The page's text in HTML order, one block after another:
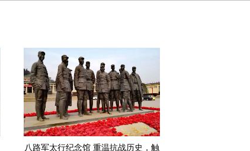
八路军太行纪念馆 重温抗战历史，触